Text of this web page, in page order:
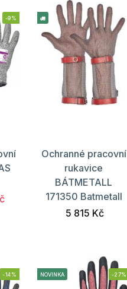
-9%
Ochranné pracovní
rukavice
BÁTMETALL
171350 Batmetall
5 815 Kč
-14% NOVINKA -27%